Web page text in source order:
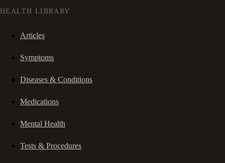
HEALTH LIBRARY
Articles
Symptoms
Diseases & Conditions
Medications
Mental Health
Tests & Procedures